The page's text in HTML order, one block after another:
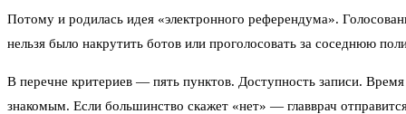
Потому и родилась идея «электронного референдума».
нельзя было накрутить ботов или проголосовать за соседнюю
В перечне критериев — пять пунктов. Доступность записи.
знакомым. Если большинство скажет «нет» — главврач